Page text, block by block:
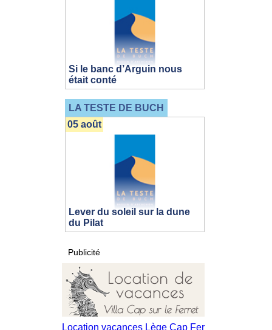
Si le banc d’Arguin nous
était conté
LA TESTE DE BUCH
Lever du soleil sur la dune
du Pilat
05 août
Publicité